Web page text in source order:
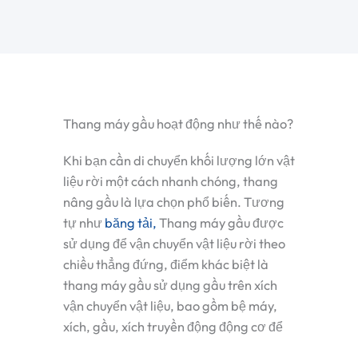
Thang máy gầu hoạt động như thế nào?
Khi bạn cần di chuyển khối lượng lớn vật
liệu rời một cách nhanh chóng, thang
nâng gầu là lựa chọn phổ biến. Tương
tự như băng tải, Thang máy gầu được
sử dụng để vận chuyển vật liệu rời theo
chiều thẳng đứng, điểm khác biệt là
thang máy gầu sử dụng gầu trên xích
vận chuyển vật liệu, bao gồm bệ máy,
xích, gầu, xích truyền động động cơ để